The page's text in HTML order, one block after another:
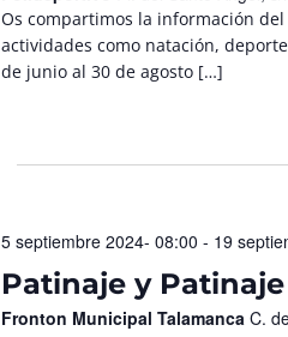
Os compartimos la información
actividades como natación,
de junio al 30 de agosto […]
Patinaje y
5 septiembre 2024- 08:00 - 19
Fronton Municipal Talamanca C.